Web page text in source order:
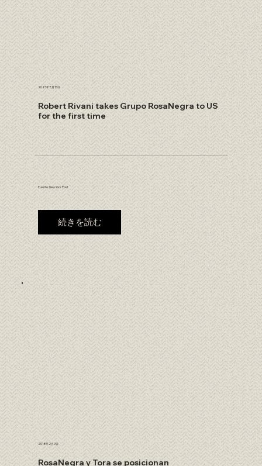
Robert Rivani takes Grupo RosaNegra to US
for the first time
2023年8月15日
Fuente: New York Post
続きを読む
RosaNegra y Tora se posicionan
2018年2月9日